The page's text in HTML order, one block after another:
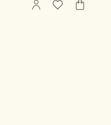
My
FavoritosMeu